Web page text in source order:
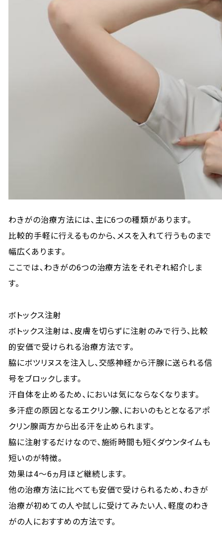
わきがの治療方法には、主に6つの種類があります。
比較的手軽に行えるものから、メスを入れて行うものまで
幅広くあります。
ここでは、わきがの6つの治療方法をそれぞれ紹介しま
す。
ボトックス注射
ボトックス注射は、皮膚を切らずに注射のみで行う、比較
的安価で受けられる治療方法です。
脇にボツリヌスを注入し、交感神経から汗腺に送られる信
号をブロックします。
汗自体を止めるため、においは気にならなくなります。
多汗症の原因となるエクリン腺、においのもととなるアポ
クリン腺両方から出る汗を止められます。
脇に注射するだけなので、施術時間も短くダウンタイムも
短いのが特徴。
効果は4〜6ヵ月ほど継続します。
他の治療方法に比べても安価で受けられるため、わきが
治療が初めての人や試しに受けてみたい人、軽度のわき
がの人におすすめの方法です。